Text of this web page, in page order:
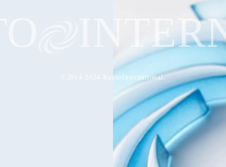
©2014-2024 KyotoInternational.